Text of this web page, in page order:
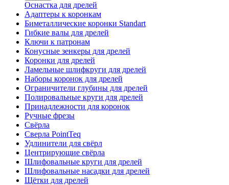
Оснастка для дрелей
Адаптеры к коронкам
Биметаллические коронки Standart
Гибкие валы для дрелей
Ключи к патронам
Конусные зенкеры для дрелей
Коронки для дрелей
Ламельные шлифкруги для дрелей
Наборы коронок для дрелей
Ограничители глубины для дрелей
Полировальные круги для дрелей
Принадлежности для коронок
Ручные фрезы
Свёрла
Сверла PointTeq
Удлинители для свёрл
Центрирующие свёрла
Шлифовальные круги для дрелей
Шлифовальные насадки для дрелей
Щётки для дрелей